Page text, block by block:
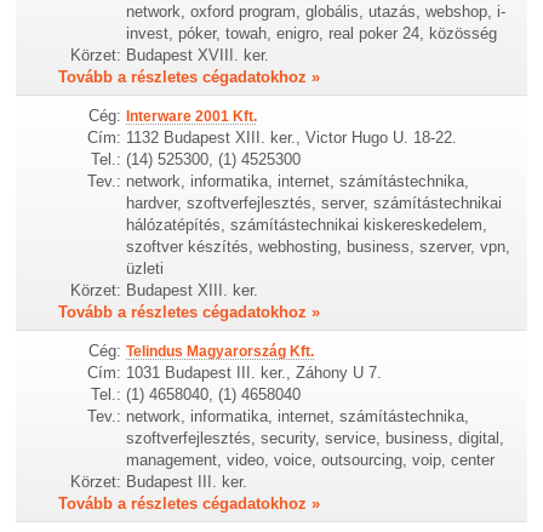
network, oxford program, globális, utazás, webshop, i-
invest, póker, towah, enigro, real poker 24, közösség
Körzet: Budapest XVIII. ker.
Tovább a részletes cégadatokhoz »
Cég: Interware 2001 Kft.
Cím: 1132 Budapest XIII. ker., Victor Hugo U. 18-22.
Tel.: (14) 525300, (1) 4525300
Tev.: network, informatika, internet, számítástechnika,
hardver, szoftverfejlesztés, server, számítástechnikai
hálózatépítés, számítástechnikai kiskereskedelem,
szoftver készítés, webhosting, business, szerver, vpn,
üzleti
Körzet: Budapest XIII. ker.
Tovább a részletes cégadatokhoz »
Cég: Telindus Magyarország Kft.
Cím: 1031 Budapest III. ker., Záhony U 7.
Tel.: (1) 4658040, (1) 4658040
Tev.: network, informatika, internet, számítástechnika,
szoftverfejlesztés, security, service, business, digital,
management, video, voice, outsourcing, voip, center
Körzet: Budapest III. ker.
Tovább a részletes cégadatokhoz »